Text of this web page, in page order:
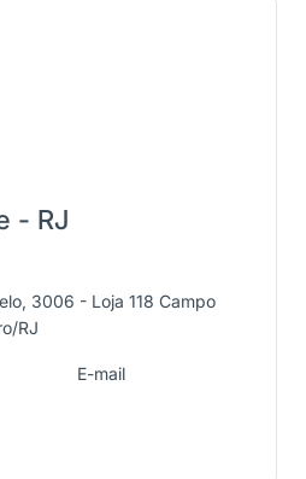
- RJ
3006 - Loja 118 Campo
RJ
E-mail